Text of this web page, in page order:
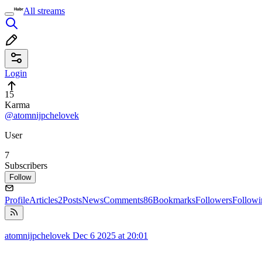
All streams
Login
15
Karma
@atomnijpchelovek
User
7
Subscribers
Follow
ProfileArticles2PostsNewsComments86BookmarksFollowers
atomnijpchelovek Dec 6 2025 at 20:01